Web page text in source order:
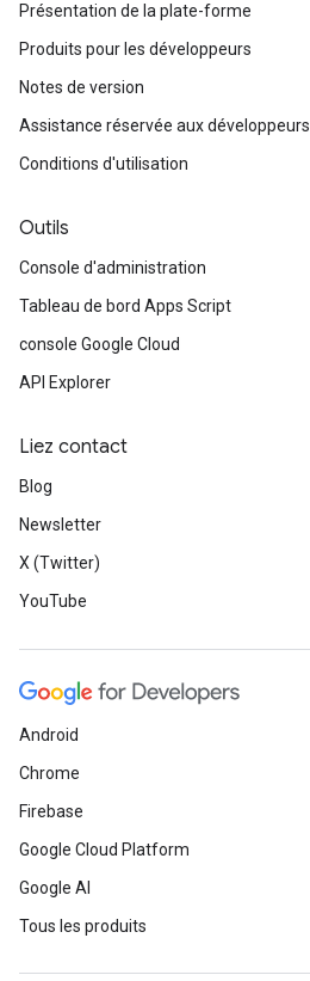
Présentation de la plate-forme
Produits pour les développeurs
Notes de version
Assistance réservée aux développeurs
Conditions d'utilisation
Outils
Console d'administration
Tableau de bord Apps Script
console Google Cloud
API Explorer
Liez contact
Blog
Newsletter
X (Twitter)
YouTube
Android
Chrome
Firebase
Google Cloud Platform
Google AI
Tous les produits